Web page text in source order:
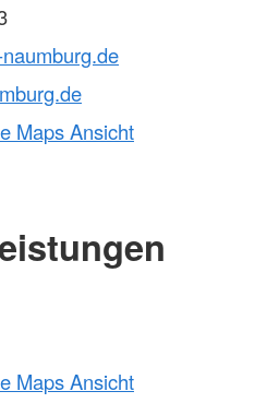
Maps Ansicht
Maps Ansicht